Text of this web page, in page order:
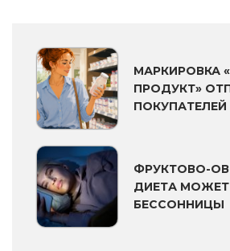
МАРКИРОВКА
ПРОДУКТ»
ПОКУПАТЕЛЕЙ
ФРУКТОВО-
ДИЕТА
БЕССОННИЦЫ